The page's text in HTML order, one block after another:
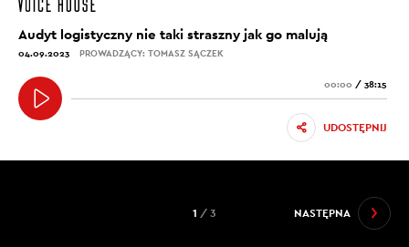
Audyt logistyczny nie taki straszny jak go malują
04.09.2023 PROWADZĄCY: TOMASZ SĄCZEK
00:00 / 38:15
UDOSTĘPNIJ
NASTĘPNA
1 / 3